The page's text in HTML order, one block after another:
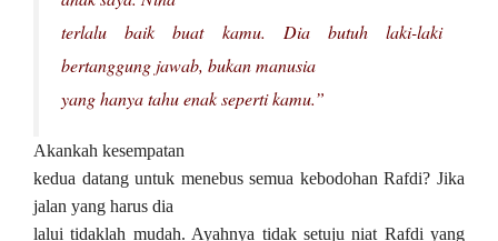
terlalu baik buat kamu. Dia butuh laki-laki
bertanggung jawab, bukan manusia
yang hanya tahu enak seperti kamu.”
Akankah kesempatan
kedua datang untuk menebus semua kebodohan Rafdi? Jika
jalan yang harus dia
lalui tidaklah mudah. Ayahnya tidak setuju niat Rafdi yang